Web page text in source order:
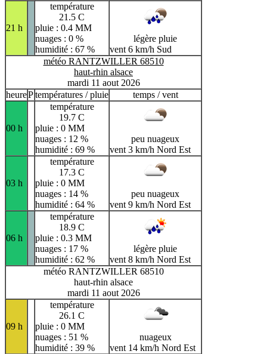
21 h
température
21.5 C
pluie : 0.4 MM
nuages : 0 %
humidité : 67 %
légère pluie
vent 6 km/h Sud
météo RANTZWILLER 68510
haut-rhin alsace
mardi 11 aout 2026
heurePtempératures / pluie temps / vent
00 h
température
19.7 C
pluie : 0 MM
nuages : 12 %
humidité : 69 %
peu nuageux
vent 3 km/h Nord Est
03 h
température
17.3 C
pluie : 0 MM
nuages : 14 %
humidité : 64 %
peu nuageux
vent 9 km/h Nord Est
06 h
température
18.9 C
pluie : 0.3 MM
nuages : 17 %
humidité : 62 %
légère pluie
vent 8 km/h Nord Est
météo RANTZWILLER 68510
haut-rhin alsace
mardi 11 aout 2026
09 h
température
26.1 C
pluie : 0 MM
nuages : 51 %
humidité : 39 %
nuageux
vent 14 km/h Nord Est